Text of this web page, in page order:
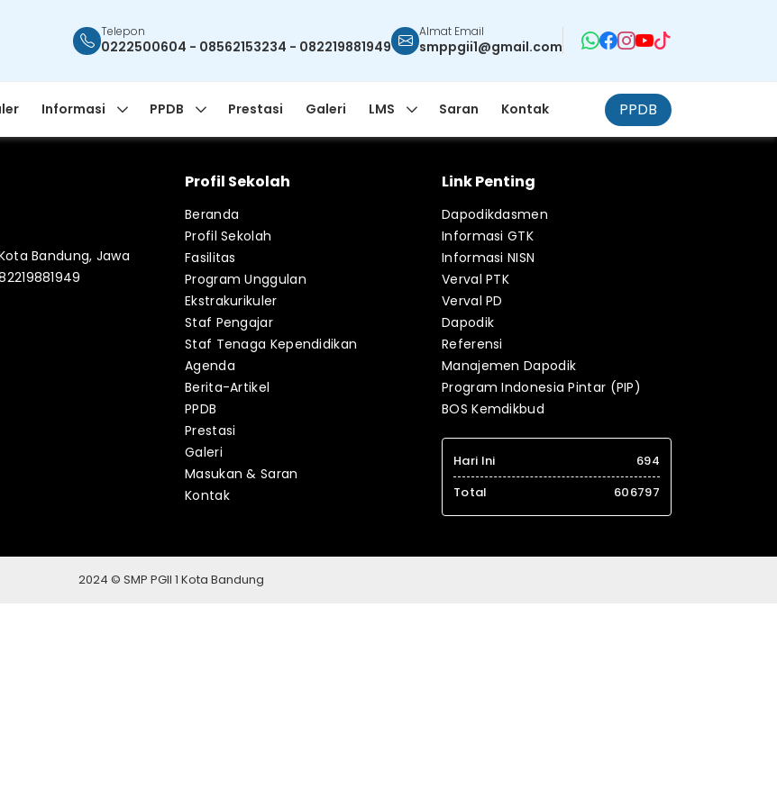
Telepon
0222500604 - 08562153234 - 082219881949
Almat Email
smppgii1@gmail.com
Informasi PPDB Prestasi Galeri LMS Saran Kontak PPDB
Bandung, Jawa
Profil Sekolah
Beranda
Profil Sekolah
Fasilitas
Program Unggulan
Ekstrakurikuler
Staf Pengajar
Staf Tenaga Kependidikan
Agenda
Berita-Artikel
PPDB
Prestasi
Galeri
Masukan & Saran
Kontak
Link Penting
Dapodikdasmen
Informasi GTK
Informasi NISN
Verval PTK
Verval PD
Dapodik
Referensi
Manajemen Dapodik
Program Indonesia Pintar (PIP)
BOS Kemdikbud
Hari Ini
694
Total
606797
2024 © SMP PGII 1 Kota Bandung